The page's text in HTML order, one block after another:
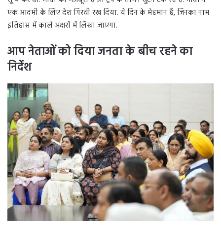
एक आदमी के लिए देश गिरवी रख दिया. ये दिन के मेहमान हैं, जिनका नाम
इतिहास में काले अक्षरों में लिखा जाएगा.
आप नेताओं को दिया जनता के बीच रहने का
निर्देश